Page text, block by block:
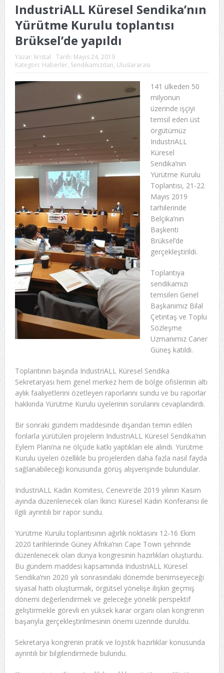
IndustriALL Küresel Sendika’nın
Yürütme Kurulu toplantısı
Brüksel’de yapıldı
Yazar: kristal Tarih: Mayıs 24, 2019
Kategori: Haberler, Sendikamızdan, Uluslararası
141 ülkeden 50
milyonun
üzerinde işçiyi
temsil eden üst
örgütümüz
IndustriALL
Küresel
Sendika’nın
Yürütme Kurulu
Toplantısı, 21-22
Mayıs 2019
tarhilerinde
Belçika’nın
Başkenti
Brüksel’de
gerçekleştirildi.
Toplantıya
sendikamızı
temsilen Genel
Başkanımız Bilal
Çetintaş ve Toplu
Sözleşme
Uzmanımız Caner
Güneş katıldı.
Toplantının başında IndustriALL Küresel Sendika
Sekretaryası hem genel merkez hem de bölge ofislerinin altı
aylık faaliyetlerini özetleyen raporlarını sundu ve bu raporlar
hakkında Yürütme Kurulu üyelerinin sorularını cevaplandırdı.
Bir sonraki gündem maddesinde dışarıdan temin edilen
fonlarla yürütülen projelerin IndustriALL Küresel Sendika’nın
Eylem Planı’na ne ölçüde katkı yaptıkları ele alındı. Yürütme
Kurulu üyeleri özellikle bu projelerden daha fazla nasıl fayda
sağlanabileceği konusunda görüş alışverişinde bulundular.
IndustriALL Kadın Komitesi, Cenevre’de 2019 yılının Kasım
ayında düzenlenecek olan İkinci Küresel Kadın Konferansı ile
ilgili ayrıntılı bir rapor sundu.
Yürütme Kurulu toplantısının ağırlık noktasını 12-16 Ekim
2020 tarihlerinde Güney Afrika’nın Cape Town şehrinde
düzenlenecek olan dünya kongresinin hazırlıkları oluşturdu.
Bu gündem maddesi kapsamında IndustriALL Küresel
Sendika’nın 2020 yılı sonrasındaki dönemde benimseyeceği
siyasal hattı oluşturmak, örgütsel yönelişe ilişkin geçmiş
dönemi değerlendirmek ve geleceğe yönelik perspektif
geliştirmekle görevli en yüksek karar organı olan kongrenin
başarıyla gerçekleştirilmesinin önemi üzerinde duruldu.
Sekretarya kongrenin pratik ve lojistik hazırlıklar konusunda
ayrıntılı bir bilgilendirmede bulundu.